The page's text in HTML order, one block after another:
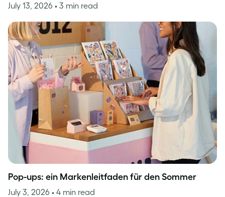
July 13, 2026 • 3 min read
Pop-ups: ein Markenleitfaden für den Sommer
July 3, 2026 • 4 min read